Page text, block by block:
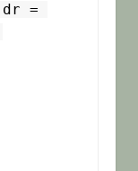
dr =